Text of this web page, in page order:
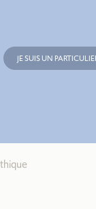
JE SUIS UN